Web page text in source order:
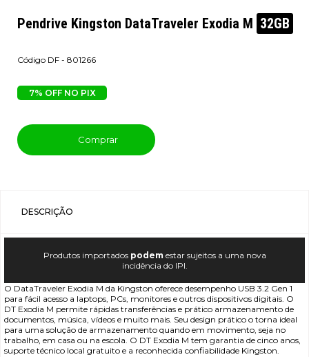
Pendrive Kingston DataTraveler Exodia M 32GB
DF - 801266
7% OFF NO PIX
Comprar
DESCRIÇÃO
Produtos importados podemestar sujeitos a uma nova
incidência do IPI.
O DataTraveler Exodia M da Kingston oferece desempenho USB 3.2 Gen 1
para fácil acesso a laptops, PCs, monitores e outros dispositivos digitais. O
DT Exodia M permite rápidas transferências e prático armazenamento de
documentos, música, vídeos e muito mais. Seu design prático o torna ideal
para uma solução de armazenamento quando em movimento, seja no
trabalho, em casa ou na escola. O DT Exodia M tem garantia de cinco anos,
suporte técnico local gratuito e a reconhecida confiabilidade Kingston.